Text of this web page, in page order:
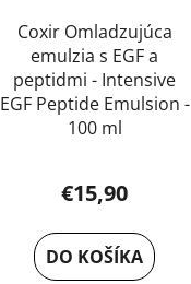
Coxir Omladzujúca
emulzia s EGF a
peptidmi - Intensive
EGF Peptide Emulsion -
100 ml
€15,90
DO KOŠÍKA